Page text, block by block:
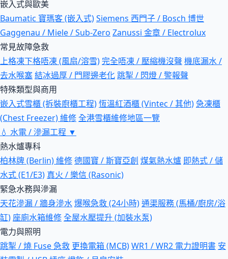
嵌入式與歐美
Baumatic 寶瑪客 (嵌入式)Siemens 西門子 / Bosch 博世
Gaggenau / Miele / Sub-Zero Zanussi 金章 / Electrolux
常見故障急救
上格凍下格唔凍 (風扇/溶雪)完全唔凍 / 壓縮機沒聲 機底漏水 /
去水喉塞結冰過厚 / 門膠邊老化跳掣 / 閃燈 / 警報聲
特殊類型與商用
嵌入式雪櫃 (拆裝廚櫃工程)恆溫紅酒櫃 (Vintec / 其他)急凍櫃
(Chest Freezer) 維修全港雪櫃維修地區一覽
💧 水電 / 滲漏工程 ▼
熱水爐專科
柏林牌 (Berlin) 維修德國寶 / 斯寶亞創 煤氣熱水爐 即熱式 / 儲
水式 (E1/E3) 真火 / 樂信 (Rasonic)
緊急水務與滲漏
天花滲漏 / 牆身滲水爆喉急救 (24小時)通渠服務 (馬桶/廚房/浴
缸) 座廁水箱維修全屋水壓提升 (加裝水泵)
電力與照明
跳掣 / 燒 Fuse 急救 更換電箱 (MCB)WR1 / WR2 電力證明書 安